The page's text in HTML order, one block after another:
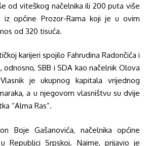
od viteškog načelnika ili 200 puta više
iz općine Prozor-Rama koji je u ovim
od 320 tisuća.
karijeri spojilo Fahrudina Radončića i
odnosno, SBB i SDA kao načelnik Olova
je ukupnog kapitala vrijednog
a u njegovom vlasništvu su dvije
“Alma Ras”.
Boje Gašanovića, načelnika općine
Republici Srpskoj. Naime, prijavio je